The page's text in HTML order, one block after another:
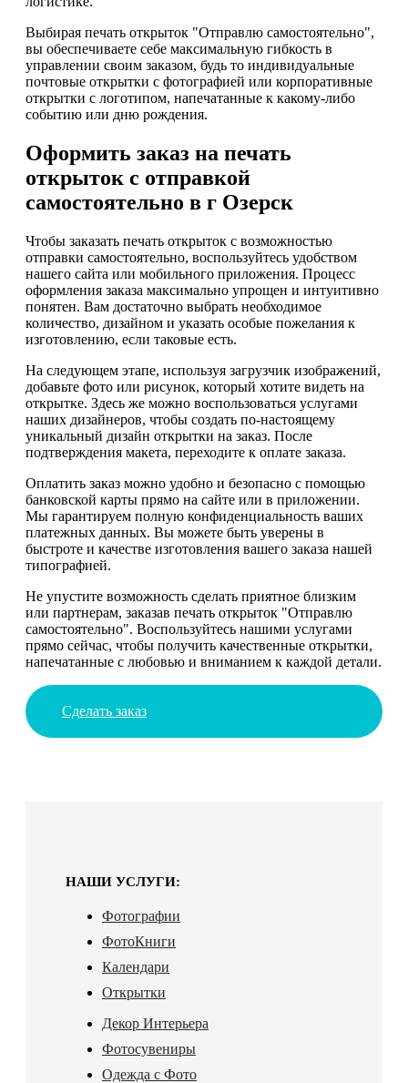
Выбирая печать открыток "Отправлю самостоятельно",
вы обеспечиваете себе максимальную гибкость в
управлении своим заказом, будь то индивидуальные
почтовые открытки с фотографией или корпоративные
открытки с логотипом, напечатанные к какому-либо
событию или дню рождения.
Оформить заказ на печать
открыток с отправкой
самостоятельно в г Озерск
Чтобы заказать печать открыток с возможностью
отправки самостоятельно, воспользуйтесь удобством
нашего сайта или мобильного приложения. Процесс
оформления заказа максимально упрощен и интуитивно
понятен. Вам достаточно выбрать необходимое
количество, дизайном и указать особые пожелания к
изготовлению, если таковые есть.
На следующем этапе, используя загрузчик изображений,
добавьте фото или рисунок, который хотите видеть на
открытке. Здесь же можно воспользоваться услугами
наших дизайнеров, чтобы создать по-настоящему
уникальный дизайн открытки на заказ. После
подтверждения макета, переходите к оплате заказа.
Оплатить заказ можно удобно и безопасно с помощью
банковской карты прямо на сайте или в приложении.
Мы гарантируем полную конфиденциальность ваших
платежных данных. Вы можете быть уверены в
быстроте и качестве изготовления вашего заказа нашей
типографией.
Не упустите возможность сделать приятное близким
или партнерам, заказав печать открыток "Отправлю
самостоятельно". Воспользуйтесь нашими услугами
прямо сейчас, чтобы получить качественные открытки,
напечатанные с любовью и вниманием к каждой детали.
Сделать заказ
НАШИ УСЛУГИ:
Фотографии
ФотоКниги
Календари
Открытки
Декор Интерьера
Фотосувениры
Одежда с Фото